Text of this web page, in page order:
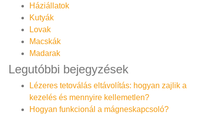
Háziállatok
Kutyák
Lovak
Macskák
Madarak
Legutóbbi bejegyzések
Lézeres tetoválás eltávolítás: hogyan zajlik a
kezelés és mennyire kellemetlen?
Hogyan funkcionál a mágneskapcsoló?